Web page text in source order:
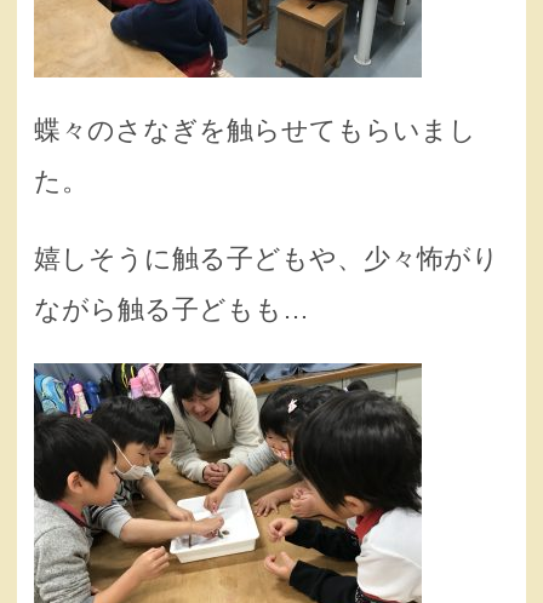
蝶々のさなぎを触らせてもらいまし
た。
嬉しそうに触る子どもや、少々怖がり
ながら触る子どもも…